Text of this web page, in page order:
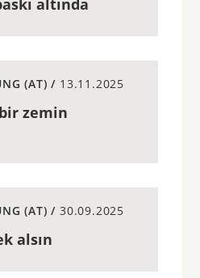
altında
(AT) / 13.11.2025
zemin
(AT) / 30.09.2025
alsın